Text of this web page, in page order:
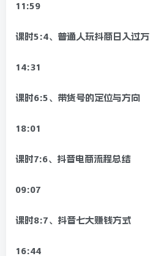
11:59
课时5:4、普通人玩抖商日入过万
14:31
课时6:5、带货号的定位与方向
18:01
课时7:6、抖音电商流程总结
09:07
课时8:7、抖音七大赚钱方式
16:44